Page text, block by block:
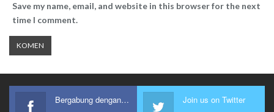
Save my name, email, and website in this browser for the next
time I comment.
Bergabung dengan kami Join us on Twitter